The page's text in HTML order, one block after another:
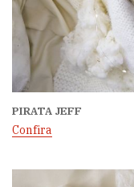
PIRATA JEFF
Confira